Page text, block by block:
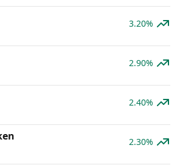
3.20%
2.90%
2.40%
2.30%